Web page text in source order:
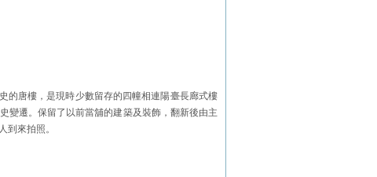
的唐樓，是現時少數留存的四幢相連陽臺長廊式樓
變遷。保留了以前當舖的建築及裝飾，翻新後由主
到來拍照。